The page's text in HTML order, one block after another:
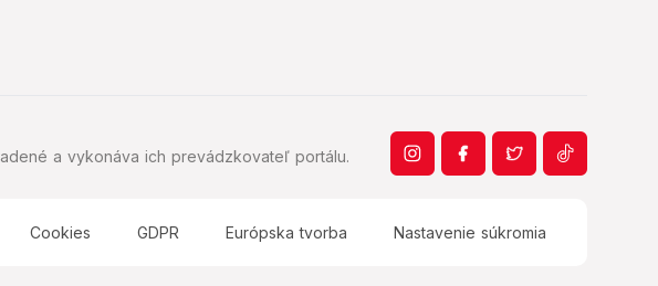
a vykonáva ich prevádzkovateľ portálu.
Cookies GDPR Európska tvorba Nastavenie súkromia